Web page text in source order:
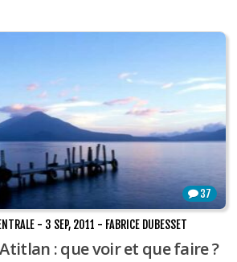
37
- 3 SEP, 2011 - FABRICE DUBESSET
Atitlan : que voir et que faire ?